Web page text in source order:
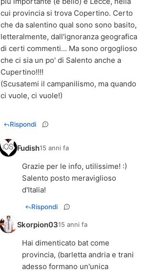
cui provincia si trova Copertino. Certo
che da salentino qual sono sono basito,
letteralmente, dall'ignoranza geografica
di certi commenti... Ma sono orgoglioso
che ci sia un po' di Salento anche a
Cupertino!!!!
(Scusatemi il campanilismo, ma quando
ci vuole, ci vuole!)
Rispondi
Fudish15 anni fa
Grazie per le info, utilissime! :)
Salento posto meraviglioso
d'Italia!
Rispondi
Skorpion0315 anni fa
Hai dimenticato bat come
provincia, (barletta andria e trani
adesso formano un'unica